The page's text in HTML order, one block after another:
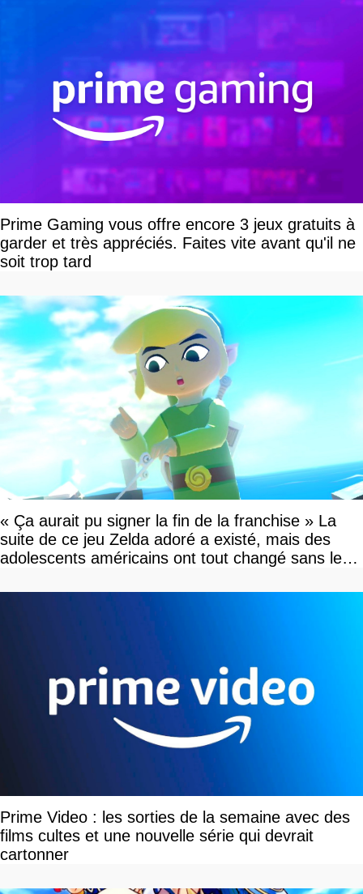
Prime Gaming vous offre encore 3 jeux gratuits à
garder et très appréciés. Faites vite avant qu'il ne
soit trop tard
« Ça aurait pu signer la fin de la franchise » La
suite de ce jeu Zelda adoré a existé, mais des
adolescents américains ont tout changé sans le
Prime Video : les sorties de la semaine avec des
films cultes et une nouvelle série qui devrait
cartonner